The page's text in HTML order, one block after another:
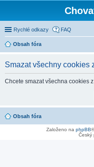
Rychlé odkazy FAQ
Obsah fóra
Smazat všechny cookies
Chcete smazat všechna cookies
Obsah fóra
Založeno na phpBB
Český